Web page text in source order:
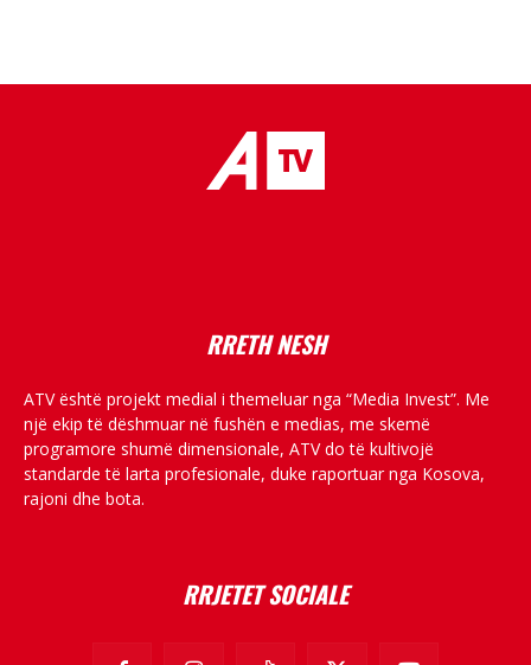
RRETH NESH
ATV është projekt medial i themeluar nga “Media Invest”. Me
një ekip të dëshmuar në fushën e medias, me skemë
programore shumë dimensionale, ATV do të kultivojë
standarde të larta profesionale, duke raportuar nga Kosova,
rajoni dhe bota.
RRJETET SOCIALE